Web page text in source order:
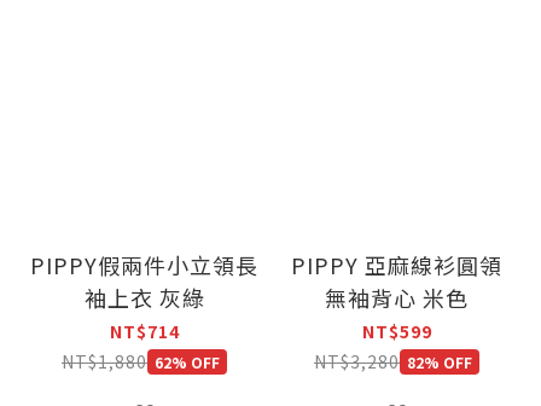
PIPPY假兩件小立領長
袖上衣 灰綠
NT$714
NT$1,880 62% OFF
PIPPY 亞麻線衫圓領
無袖背心 米色
NT$599
NT$3,280 82% OFF